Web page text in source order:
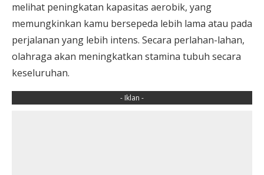
melihat peningkatan kapasitas aerobik, yang
memungkinkan kamu bersepeda lebih lama atau pada
perjalanan yang lebih intens. Secara perlahan-lahan,
olahraga akan meningkatkan stamina tubuh secara
keseluruhan.
- Iklan -